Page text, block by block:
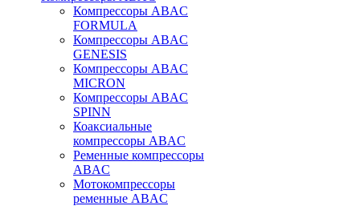
Компрессоры ABAC
FORMULA
Компрессоры ABAC
GENESIS
Компрессоры ABAC
MICRON
Компрессоры ABAC
SPINN
Коаксиальные
компрессоры ABAC
Ременные компрессоры
ABAC
Мотокомпрессоры
ременные ABAC